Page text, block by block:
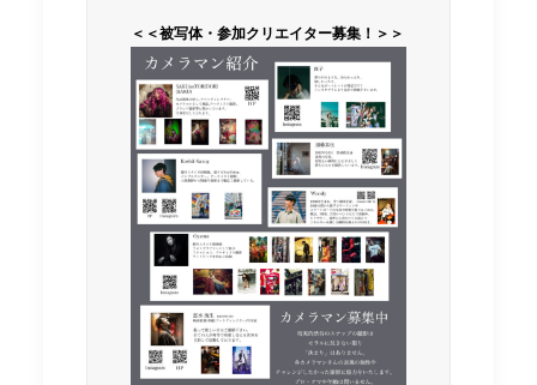
＜＜被写体・参加クリエイター募集！＞＞